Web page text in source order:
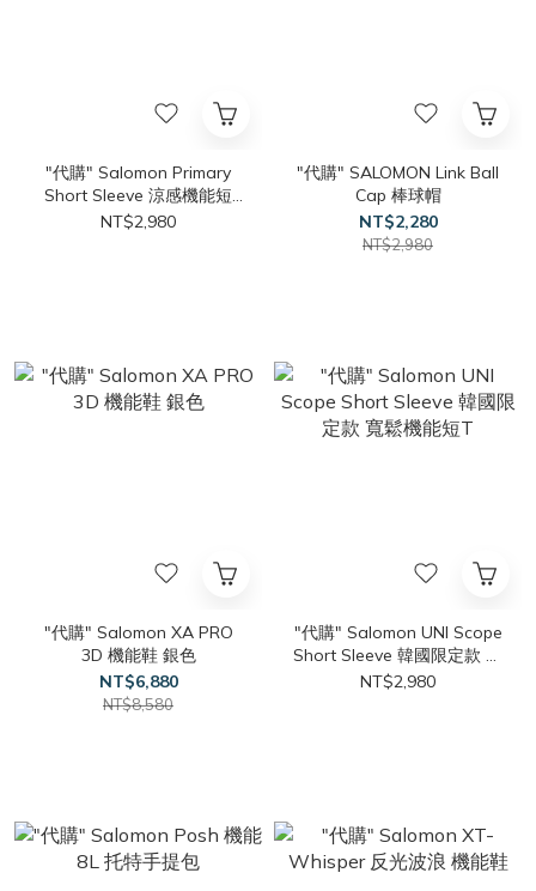
"代購" Salomon Primary
Short Sleeve 涼感機能短
TEE
NT$2,980
"代購" SALOMON Link Ball
Cap 棒球帽
NT$2,280
NT$2,980
"代購" Salomon XA PRO
3D 機能鞋 銀色
NT$6,880
NT$8,580
"代購" Salomon UNI Scope
Short Sleeve 韓國限定款 寬
鬆機能短T
NT$2,980